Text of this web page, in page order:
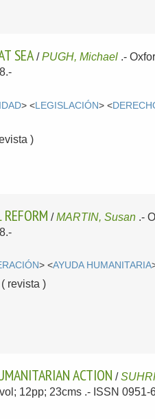
SEA /PUGH, Michael .-
> < LEGISLACIÓN> <
)
/MARTIN, Susan .-
> <AYUDA HUMANITARIA
revista )
ACTION /
12pp; 23cms .- ISSN 0951-